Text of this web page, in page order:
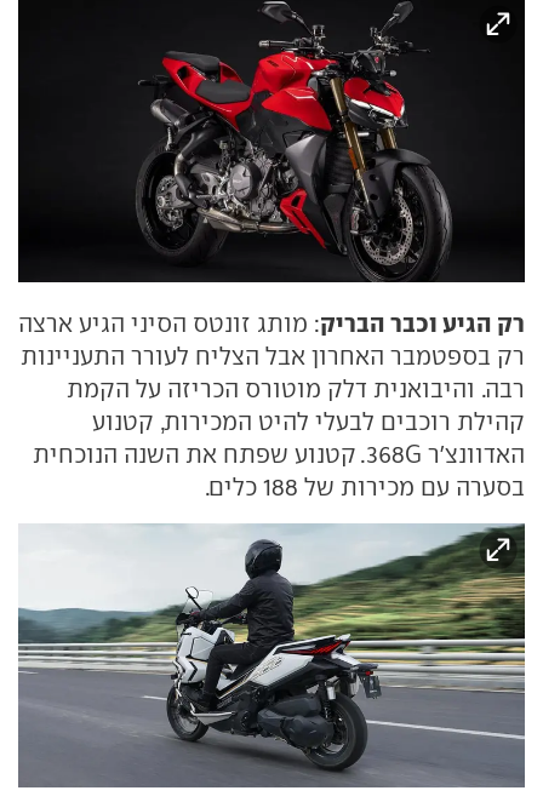
רק הגיע וכבר הבריק: מותג זונטס הסיני הגיע ארצה
רק בספטמבר האחרון אבל הצליח לעורר התעניינות
רבה. והיבואנית דלק מוטורס הכריזה על הקמת
קהילת רוכבים לבעלי להיט המכירות, קטנוע
האדוונצ'ר 368G. קטנוע שפתח את השנה הנוכחית
בסערה עם מכירות של 188 כלים.